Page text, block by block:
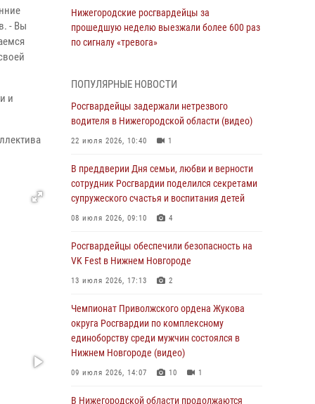
- Вы
и
Нижегородские росгвардейцы за
прошедшую неделю выезжали более 600 раз
по сигналу «тревога»
В Нижегородской области сотрудники
Росгвардии «по горячим следам» задержали
правонарушителя за стрельбу
17 июля 2026, 05:17
В Нижегородской области продолжаются
мероприятия в рамках всероссийской
ведомственной акции «Каникулы с
Росгвардейцы обеспечили безопасность на
VK Fest в Нижнем Новгороде
Нижегородские росгвардейцы за
прошедшую неделю выезжали более 750 раз
по сигналу «тревога»
13 июля 2026, 06:45
Росгвардейцы предотвратили серию краж в
ПОПУЛЯРНЫЕ НОВОСТИ
Росгвардейцы задержали нетрезвого
водителя в Нижегородской области (видео)
22 июля 2026, 10:40 1
В преддверии Дня семьи, любви и верности
сотрудник Росгвардии поделился секретами
супружеского счастья и воспитания детей
08 июля 2026, 09:10 4
Росгвардейцы обеспечили безопасность на
VK Fest в Нижнем Новгороде
13 июля 2026, 17:13 2
Чемпионат Приволжского ордена Жукова
округа Росгвардии по комплексному
единоборству среди мужчин состоялся в
Нижнем Новгороде (видео)
09 июля 2026, 14:07 10 1
В Нижегородской области продолжаются